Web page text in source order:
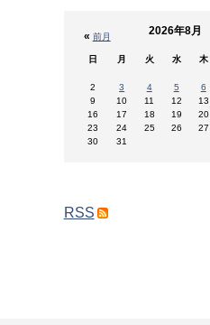
« 前月 2026年8月
日 月 火 水 木
2
3 4 5 6
9
10 11 12 13
16
17 18 19 20
23
24 25 26 27
30
31
RSS